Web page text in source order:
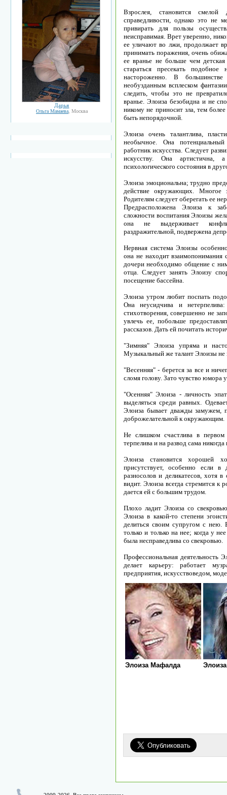
Дарья
Ольга Мамаева, Москва
Взрослея, становится
справедливости, однако это не
привирать для пользы
неисправимая. Врет уверенно,
ее уличают во лжи, продолжает
принимать поражения, очень
ее вранье не больше чем
стараться пресекать
настороженно. В
необузданным всплеском
следить, чтобы это не
вранье. Элоиза безобидна и не
никому не приносит зла, тем
быть непорядочной.
Элоиза очень талантлива,
необычное. Она
работник искусства. Следует
искусству. Она артистична,
психологического состояния в
Элоиза эмоциональна; трудно
действие окружающих. Многое
Родителям следует оберегать ее
Предрасположена Элоиза к
сложности воспитания Элоизы
она не выдерживает
раздражительной, подвержена
Нервная система Элоизы
она не находит
дочери необходимо общение с
отца. Следует занять Элоизу
посещение бассейна.
Элоиза утром любит поспать
Она неусидчива и
стихотворения, совершенно не
увлечь ее, побольше
рассказов. Дать ей почитать
"Зимняя" Элоиза упряма и
Музыкальный же талант Элоизы не
"Весенняя" - берется за все и
сломя голову. Зато чувство юмора
"Осенняя" Элоиза - личность
выделяться среди равных.
Элоиза бывает дважды замужем,
доброжелательной к окружающим.
Не слишком счастлива в
терпелива и на развод сама
Элоиза становится хорошей
присутствует, особенно если
разносолов и деликатесов, хотя
видит. Элоиза всегда стремится к
дается ей с большим трудом.
Плохо ладит Элоиза со
Элоиза в какой-то степени
делиться своим супругом с
только и только на нее; когда у
была несправедлива со свекровью.
Профессиональная деятельность
делает карьеру: работает
предприятия, искусствоведом,
Элоиза Мафалда